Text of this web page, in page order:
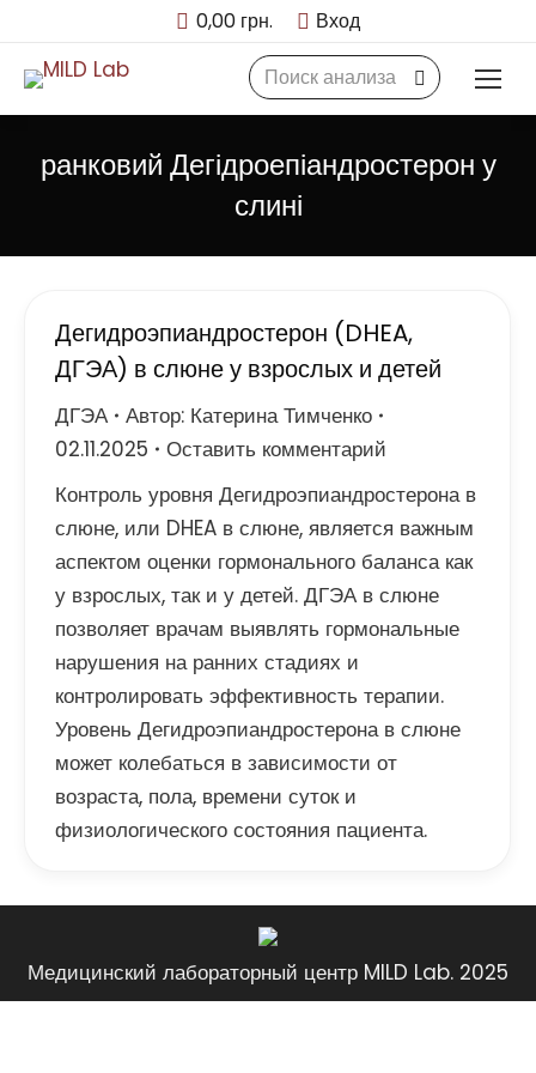
0,00 грн. Вход
Search:
ранковий Дегідроепіандростерон у
слині
Дегидроэпиандростерон (DHEA,
ДГЭА) в слюне у взрослых и детей
ДГЭА Автор: Катерина Тимченко
02.11.2025
Оставить комментарий
Контроль уровня Дегидроэпиандростерона в
слюне, или DHEA в слюне, является важным
аспектом оценки гормонального баланса как
у взрослых, так и у детей. ДГЭА в слюне
позволяет врачам выявлять гормональные
нарушения на ранних стадиях и
контролировать эффективность терапии.
Уровень Дегидроэпиандростерона в слюне
может колебаться в зависимости от
возраста, пола, времени суток и
физиологического состояния пациента.
Медицинский лабораторный центр MILD Lab. 2025